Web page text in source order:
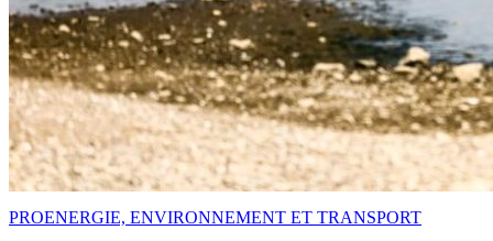
PROENERGIE, ENVIRONNEMENT ET TRANSPORT